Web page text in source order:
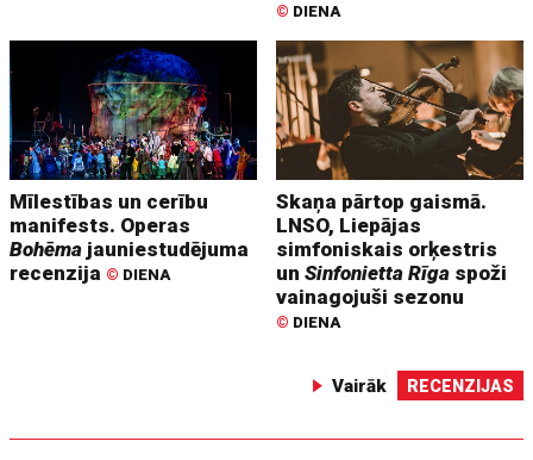
© DIENA
Mīlestības un cerību
manifests. Operas
Bohēma jauniestudējuma
recenzija © DIENA
Skaņa pārtop gaismā.
LNSO, Liepājas
simfoniskais orķestris
unSinfonietta Rīga spoži
vainagojuši sezonu
© DIENA
Vairāk RECENZIJAS